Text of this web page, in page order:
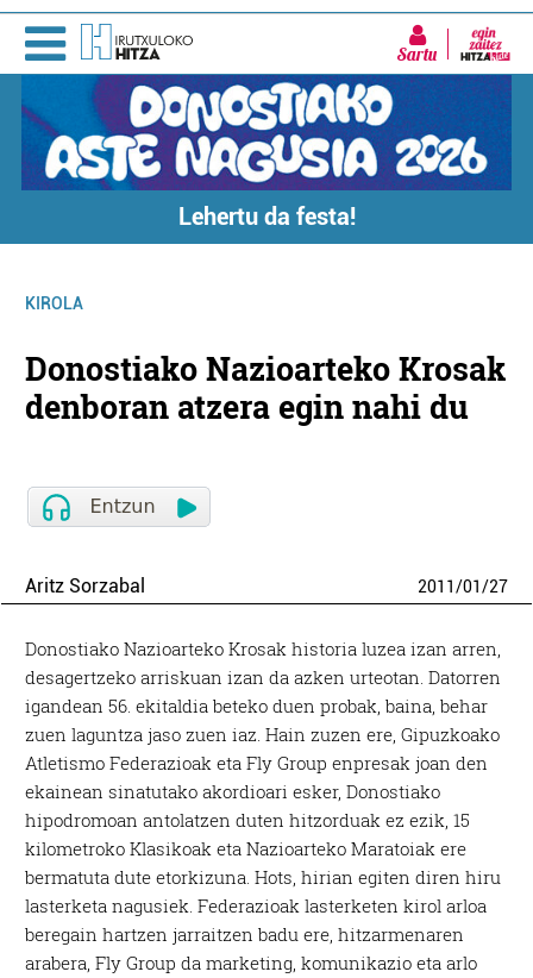
Sartu
Lehertu da festa!
KIROLA
Donostiako Nazioarteko Krosak
denboran atzera egin nahi du
Aritz Sorzabal 2011/01/27
Donostiako Nazioarteko Krosak historia luzea izan arren,
desagertzeko arriskuan izan da azken urteotan. Datorren
igandean 56. ekitaldia beteko duen probak, baina, behar
zuen laguntza jaso zuen iaz. Hain zuzen ere, Gipuzkoako
Atletismo Federazioak eta Fly Group enpresak joan den
ekainean sinatutako akordioari esker, Donostiako
hipodromoan antolatzen duten hitzorduak ez ezik, 15
kilometroko Klasikoak eta Nazioarteko Maratoiak ere
bermatuta dute etorkizuna. Hots, hirian egiten diren hiru
lasterketa nagusiek. Federazioak lasterketen kirol arloa
beregain hartzen jarraitzen badu ere, hitzarmenaren
arabera, Fly Group da marketing, komunikazio eta arlo